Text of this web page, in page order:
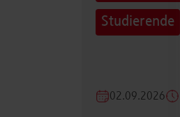
Studierende
02.09.2026